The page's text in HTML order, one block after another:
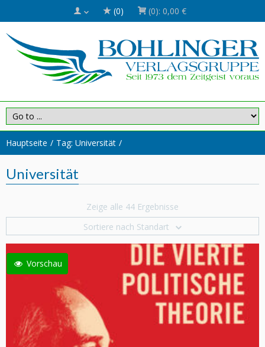
(0) (0): 0,00 €
Hauptseite Tag: Universität
Universität
Zeige alle 44 Ergebnisse
Sortiere nach Standart
Vorschau